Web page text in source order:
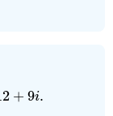
+ 9i
+9i .